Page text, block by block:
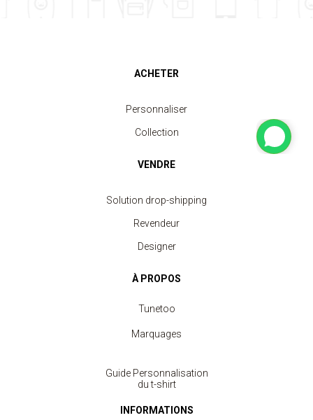
ACHETER
Personnaliser
Collection
VENDRE
Solution drop-shipping
Revendeur
Designer
À PROPOS
Tunetoo
Marquages
Guide Personnalisation
du t-shirt
INFORMATIONS